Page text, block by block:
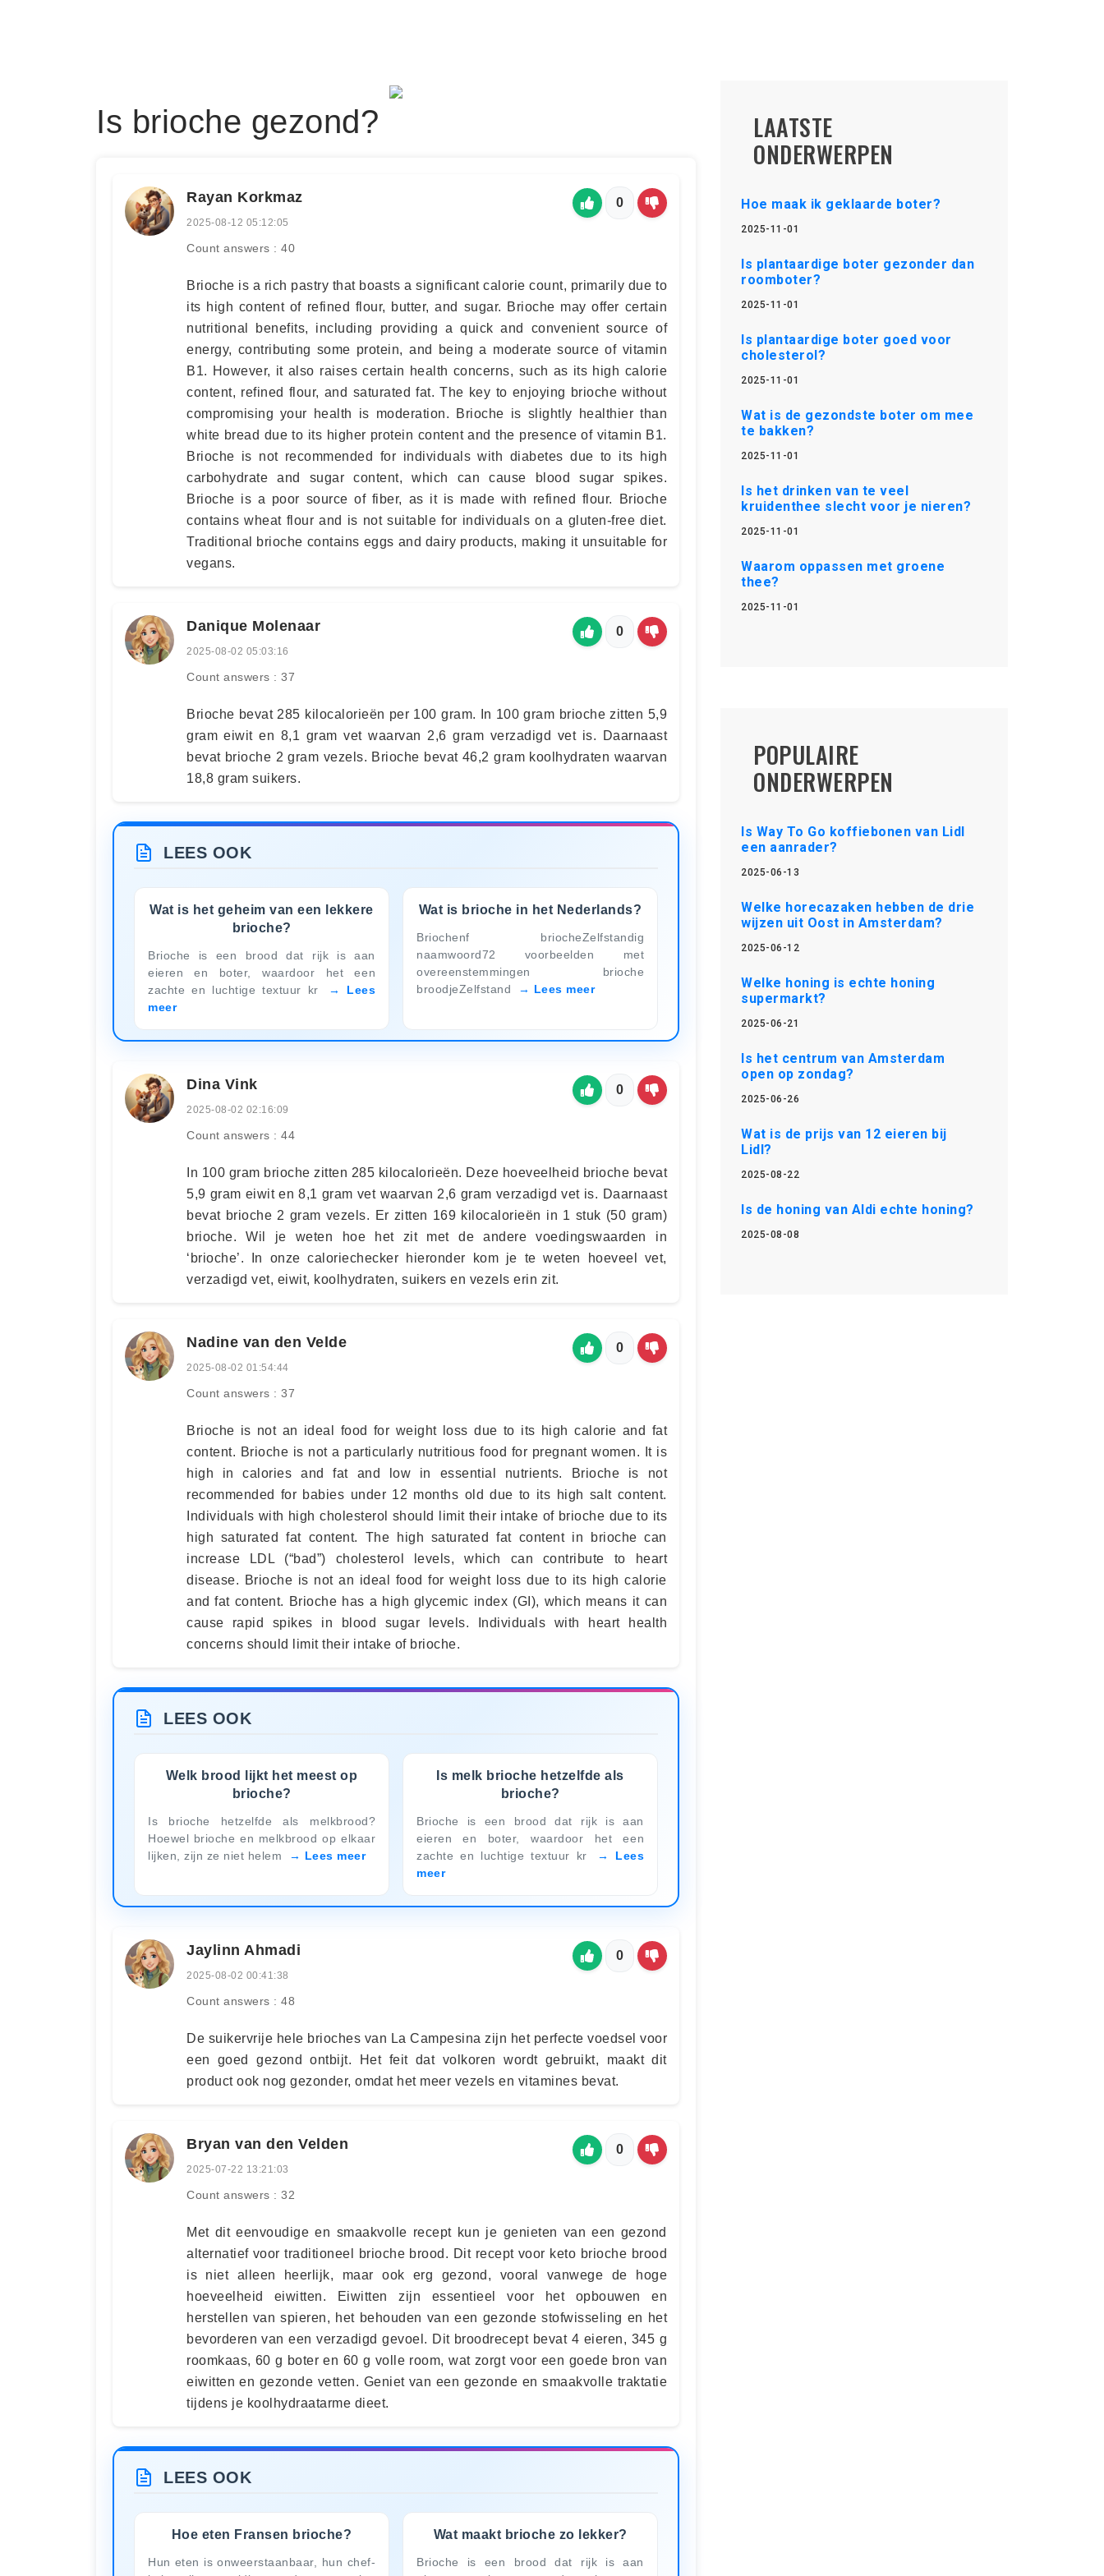
Is brioche gezond?
Rayan Korkmaz
2025-08-12 05:12:05
Count answers : 40
0
Brioche is a rich pastry that boasts a significant calorie count, primarily due to
its high content of refined flour, butter, and sugar. Brioche may offer certain
nutritional benefits, including providing a quick and convenient source of
energy, contributing some protein, and being a moderate source of vitamin
B1. However, it also raises certain health concerns, such as its high calorie
content, refined flour, and saturated fat. The key to enjoying brioche without
compromising your health is moderation. Brioche is slightly healthier than
white bread due to its higher protein content and the presence of vitamin B1.
Brioche is not recommended for individuals with diabetes due to its high
carbohydrate and sugar content, which can cause blood sugar spikes.
Brioche is a poor source of fiber, as it is made with refined flour. Brioche
contains wheat flour and is not suitable for individuals on a gluten-free diet.
Traditional brioche contains eggs and dairy products, making it unsuitable for
vegans.
Danique Molenaar
2025-08-02 05:03:16
Count answers : 37
0
Brioche bevat 285 kilocalorieën per 100 gram. In 100 gram brioche zitten 5,9
gram eiwit en 8,1 gram vet waarvan 2,6 gram verzadigd vet is. Daarnaast
bevat brioche 2 gram vezels. Brioche bevat 46,2 gram koolhydraten waarvan
18,8 gram suikers.
LEES OOK
Wat is het geheim van een lekkere
brioche?
Brioche is een brood dat rijk is aan
eieren en boter, waardoor het een
zachte en luchtige textuur kr
Lees
meer
Wat is brioche in het Nederlands?
Briochenf briocheZelfstandig
naamwoord72 voorbeelden met
overeenstemmingen brioche
broodjeZelfstand
Lees meer
Dina Vink
2025-08-02 02:16:09
Count answers : 44
0
In 100 gram brioche zitten 285 kilocalorieën. Deze hoeveelheid brioche bevat
5,9 gram eiwit en 8,1 gram vet waarvan 2,6 gram verzadigd vet is. Daarnaast
bevat brioche 2 gram vezels. Er zitten 169 kilocalorieën in 1 stuk (50 gram)
brioche. Wil je weten hoe het zit met de andere voedingswaarden in
‘brioche’. In onze caloriechecker hieronder kom je te weten hoeveel vet,
verzadigd vet, eiwit, koolhydraten, suikers en vezels erin zit.
Nadine van den Velde
2025-08-02 01:54:44
Count answers : 37
0
Brioche is not an ideal food for weight loss due to its high calorie and fat
content. Brioche is not a particularly nutritious food for pregnant women. It is
high in calories and fat and low in essential nutrients. Brioche is not
recommended for babies under 12 months old due to its high salt content.
Individuals with high cholesterol should limit their intake of brioche due to its
high saturated fat content. The high saturated fat content in brioche can
increase LDL (“bad”) cholesterol levels, which can contribute to heart
disease. Brioche is not an ideal food for weight loss due to its high calorie
and fat content. Brioche has a high glycemic index (GI), which means it can
cause rapid spikes in blood sugar levels. Individuals with heart health
concerns should limit their intake of brioche.
LEES OOK
Welk brood lijkt het meest op
brioche?
Is brioche hetzelfde als melkbrood?
Hoewel brioche en melkbrood op elkaar
lijken, zijn ze niet helem
Lees meer
Is melk brioche hetzelfde als
brioche?
Brioche is een brood dat rijk is aan
eieren en boter, waardoor het een
zachte en luchtige textuur kr
Lees
meer
Jaylinn Ahmadi
2025-08-02 00:41:38
Count answers : 48
0
De suikervrije hele brioches van La Campesina zijn het perfecte voedsel voor
een goed gezond ontbijt. Het feit dat volkoren wordt gebruikt, maakt dit
product ook nog gezonder, omdat het meer vezels en vitamines bevat.
Bryan van den Velden
2025-07-22 13:21:03
Count answers : 32
0
Met dit eenvoudige en smaakvolle recept kun je genieten van een gezond
alternatief voor traditioneel brioche brood. Dit recept voor keto brioche brood
is niet alleen heerlijk, maar ook erg gezond, vooral vanwege de hoge
hoeveelheid eiwitten. Eiwitten zijn essentieel voor het opbouwen en
herstellen van spieren, het behouden van een gezonde stofwisseling en het
bevorderen van een verzadigd gevoel. Dit broodrecept bevat 4 eieren, 345 g
roomkaas, 60 g boter en 60 g volle room, wat zorgt voor een goede bron van
eiwitten en gezonde vetten. Geniet van een gezonde en smaakvolle traktatie
tijdens je koolhydraatarme dieet.
LEES OOK
Hoe eten Fransen brioche?
Hun eten is onweerstaanbaar, hun chef-
Wat maakt brioche zo lekker?
Brioche is een brood dat rijk is aan
LAATSTE
ONDERWERPEN
Hoe maak ik geklaarde boter?
2025-11-01
Is plantaardige boter gezonder dan
roomboter?
2025-11-01
Is plantaardige boter goed voor
cholesterol?
2025-11-01
Wat is de gezondste boter om mee
te bakken?
2025-11-01
Is het drinken van te veel
kruidenthee slecht voor je nieren?
2025-11-01
Waarom oppassen met groene
thee?
2025-11-01
POPULAIRE
ONDERWERPEN
Is Way To Go koffiebonen van Lidl
een aanrader?
2025-06-13
Welke horecazaken hebben de drie
wijzen uit Oost in Amsterdam?
2025-06-12
Welke honing is echte honing
supermarkt?
2025-06-21
Is het centrum van Amsterdam
open op zondag?
2025-06-26
Wat is de prijs van 12 eieren bij
Lidl?
2025-08-22
Is de honing van Aldi echte honing?
2025-08-08